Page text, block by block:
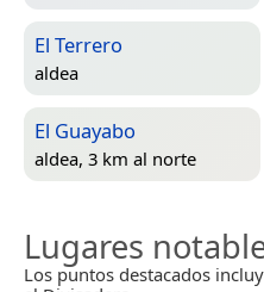
El Terrero
aldea
El Guayabo
aldea, 3 km al norte
Lugares
Los puntos destacados